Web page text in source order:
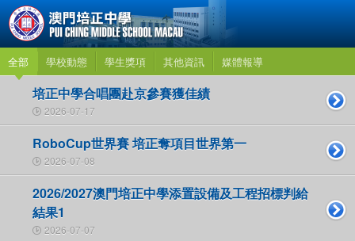
全部 學校動態 學生獎項 其他資訊 媒體報導
培正中學合唱團赴京參賽獲佳績
2026-07-17
RoboCup世界賽 培正奪項目世界第一
2026-07-08
2026/2027澳門培正中學添置設備及工程招標判給
結果1
2026-07-07